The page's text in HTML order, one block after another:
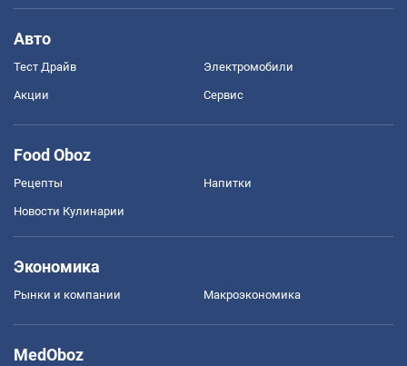
Авто
Тест Драйв Электромобили
Акции Сервис
Food Oboz
Рецепты Напитки
Новости Кулинарии
Экономика
Рынки и компании Mакроэкономика
MedOboz